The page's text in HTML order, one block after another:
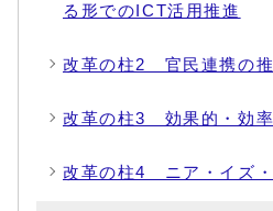
る形でのICT活用推進
改革の柱2 官民連携の
改革の柱3 効果的・効
改革の柱4 ニア・イズ・